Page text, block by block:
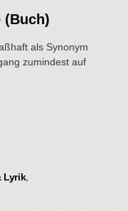
(Buch)
als Synonym
zumindest auf
Lyrik